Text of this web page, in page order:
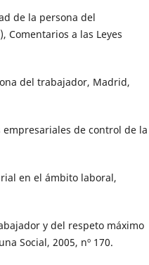
de la persona del
Comentarios a las Leyes
del trabajador, Madrid,
empresariales de control de la
en el ámbito laboral,
y del respeto máximo
Social, 2005, nº 170.